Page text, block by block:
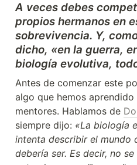
A veces debes
propios hermanos en
sobrevivencia. Y,
dicho, «en la guerra,
biología evolutiva,
Antes de comenzar este
algo que hemos
mentores. Hablamos de
siempre dijo: «La biología
intenta describir el mundo
debería ser. Es decir, no